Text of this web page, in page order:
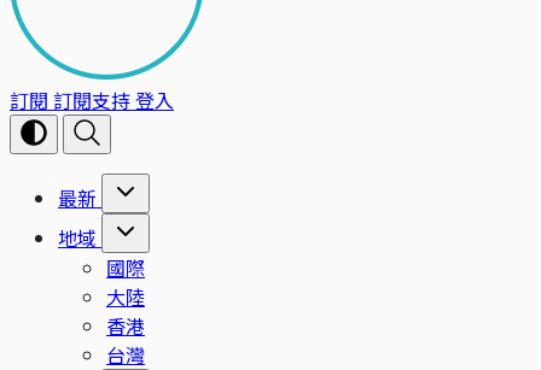
訂閱 訂閱支持登入
最新
地域
國際
大陸
香港
台灣